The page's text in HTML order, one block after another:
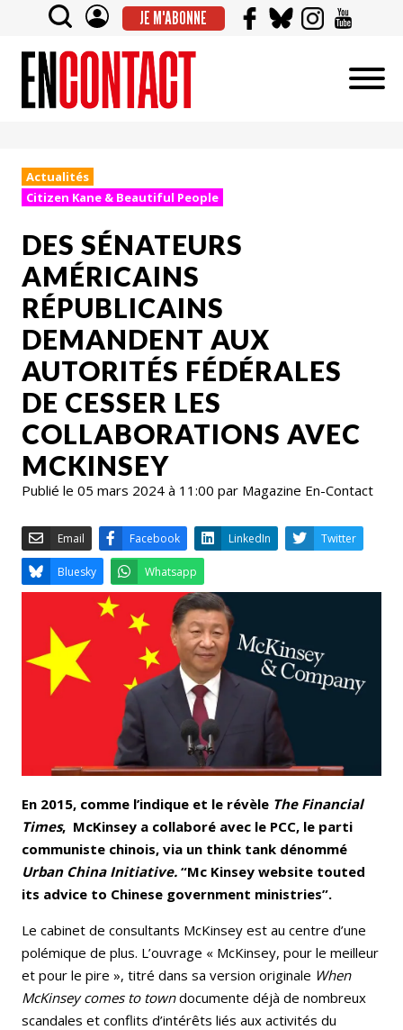
JE M'ABONNE
Actualités
Citizen Kane & Beautiful People
DES SÉNATEURS
AMÉRICAINS
RÉPUBLICAINS
DEMANDENT AUX
AUTORITÉS FÉDÉRALES
DE CESSER LES
COLLABORATIONS AVEC
MCKINSEY
Publié le 05 mars 2024 à 11:00 par Magazine En-Contact
Email Facebook LinkedIn
Whatsapp
En 2015, comme l’indique et le révèle The Financial
Times, McKinsey a collaboré avec le PCC, le parti
communiste chinois, via un think tank dénommé
Urban China Initiative. “Mc Kinsey website touted
its advice to Chinese government ministries”.
Le cabinet de consultants McKinsey est au centre d’une
polémique de plus. L’ouvrage « McKinsey, pour le meilleur
et pour le pire », titré dans sa version originale When
McKinsey comes to towndocumente déjà de nombreux
scandales et conflits d’intérêts liés aux activités du